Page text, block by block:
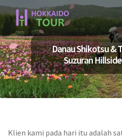
Skip
to
navigation
Skip
to
content
Danau Shikotsu &
Suzuran
Klien kami pada hari itu adalah